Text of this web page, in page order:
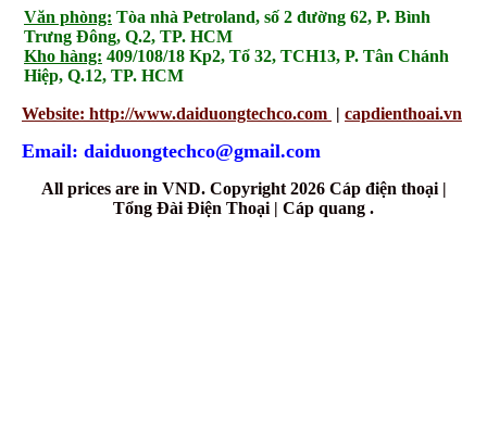
Văn phòng: Tòa nhà Petroland, số 2 đường 62, P. Bình
Trưng Đông, Q.2, TP. HCM
Kho hàng: 409/108/18 Kp2, Tổ 32, TCH13, P. Tân Chánh
Hiệp, Q.12, TP. HCM
Website: http://www.daiduongtechco.com | capdienthoai.vn
Email: daiduongtechco@gmail.com
All prices are in VND. Copyright 2026 Cáp điện thoại |
Tổng Đài Điện Thoại | Cáp quang .